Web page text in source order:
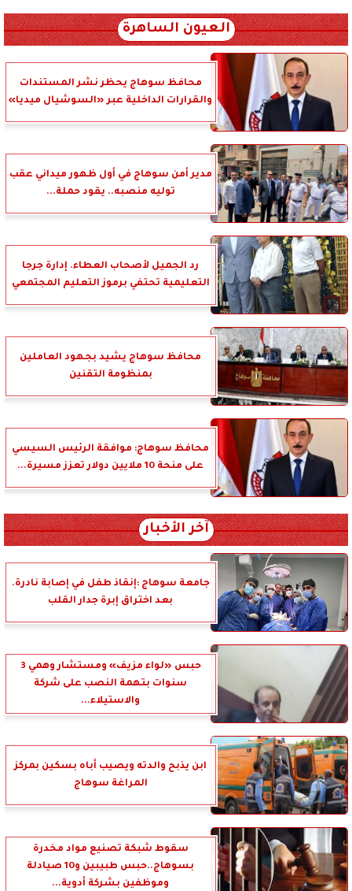
العيون الساهرة
محافظ سوهاج يحظر نشر المستندات
والقرارات الداخلية عبر «السوشيال ميديا»
مدير أمن سوهاج في أول ظهور ميداني عقب
توليه منصبه.. يقود حملة...
رد الجميل لأصحاب العطاء. إدارة جرجا
التعليمية تحتفي برموز التعليم المجتمعي
محافظ سوهاج يشيد بجهود العاملين
بمنظومة التقنين
محافظ سوهاج: موافقة الرئيس السيسي
على منحة 10 ملايين دولار تعزز مسيرة...
آخر الأخبار
جامعة سوهاج :إنقاذ طفل في إصابة نادرة.
بعد اختراق إبرة جدار القلب
حبس «لواء مزيف» ومستشار وهمي 3
سنوات بتهمة النصب على شركة
والاستيلاء...
ابن يذبح والدته ويصيب أباه بسكين بمركز
المراغة سوهاج
سقوط شبكة تصنيع مواد مخدرة
بسوهاج..حبس طبيبين و10 صيادلة
وموظفين بشركة أدوية...